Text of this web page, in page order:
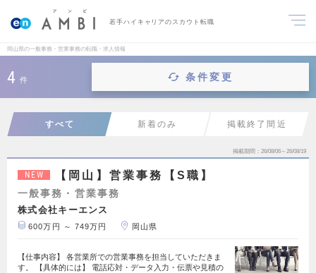
若手ハイキャリアのスカウト転職
岡山県の一般事務・営業事務の転職・求人情報
4 件 条件変更
すべて 新着のみ 掲載終了間近
掲載期間 26/08/06～26/08/19
NEW 【岡山】営業事務【S職】
一般事務・営業事務
株式会社キーエンス
600万円 ～ 749万円 岡山県
【仕事内容】 各営業所での営業事務を担当していただきま
す。 【具体的には】 電話応対・データ入力・伝票や見積の